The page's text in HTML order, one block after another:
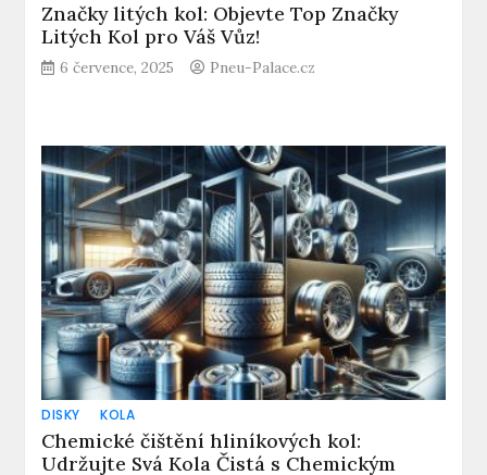
Značky litých kol: Objevte Top Značky
Litých Kol pro Váš Vůz!
6 července, 2025 Pneu-Palace.cz
DISKY KOLA
Chemické čištění hliníkových kol:
Udržujte Svá Kola Čistá s Chemickým